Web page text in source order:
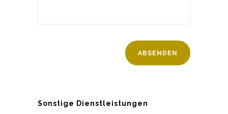
Sonstige Dienstleistungen